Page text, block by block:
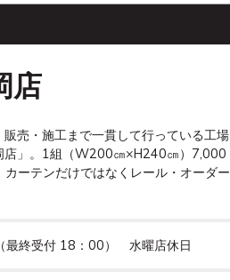
店
売・施工まで一貫して行っている工場
店」。1組（W200㎝×H240㎝）7,000
ーテンだけではなくレール・オーダー
終受付 18：00）　水曜店休日